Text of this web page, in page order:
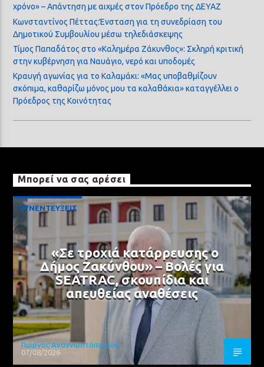
χρόνο» – Απάντηση με αιχμές στον Πρόεδρο της ΔΕΥΑΖ
Κωνσταντίνος Πέττας:Ένσταση για τη συνεδρίαση του
Δημοτικού Συμβουλίου μέσω τηλεδιάσκεψης
Τίμος Παπαδάτος στο «Καλημέρα Ζάκυνθος»: Σκληρή κριτική
στην κυβέρνηση για Ναυάγιο, νερό και υποδομές
Κραυγή αγωνίας για το Καλαμάκι: «Μας υποβαθμίζουν
σκόπιμα, καθαρίζω μόνος μου τα καλαθάκια» καταγγέλλει ο
Πρόεδρος της Κοινότητας
Μπορεί να σας αρέσει
ΣΥΝΕΝΤΕΥΞΕΙΣ
«Σε τροχιά κατάρρευσης ο
Δήμος Ζακύνθου» – Βολές για
SEATRAC, σκουπίδια και
απευθείας αναθέσεις
Γιώργος Αναγνωστόπουλος
07/08/2026